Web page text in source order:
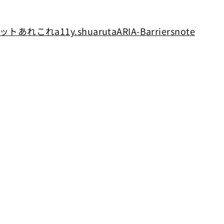
トあれこれa11y.shuarutaARIA-Barriersnote